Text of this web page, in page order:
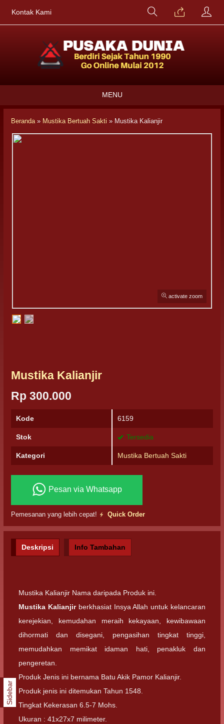
Kontak Kami
MENU
Beranda» Mustika Bertuah Sakti » Mustika Kalianjir
activate zoom
Mustika Kalianjir
Rp 300.000
Kode 6159
Stok Tersedia
Kategori Mustika Bertuah Sakti
Pesan via Whatsapp
Pemesanan yang lebih cepat! Quick Order
Deskripsi Info Tambahan
Mustika Kalianjir Nama daripada Produk ini.
Mustika Kalianjirberkhasiat Insya Allah untuk kelancaran
kerejekian, kemudahan meraih kekayaan, kewibawaan
dihormati dan disegani, pengasihan tingkat tinggi,
memudahkan memikat idaman hati, penakluk dan
pengeretan.
Produk Jenis ini bernama Batu Akik Pamor Kalianjir.
Produk jenis ini ditemukan Tahun 1548.
Tingkat Kekerasan 6.5-7 Mohs.
Ukuran : 41x27x7 milimeter.
Sidebar